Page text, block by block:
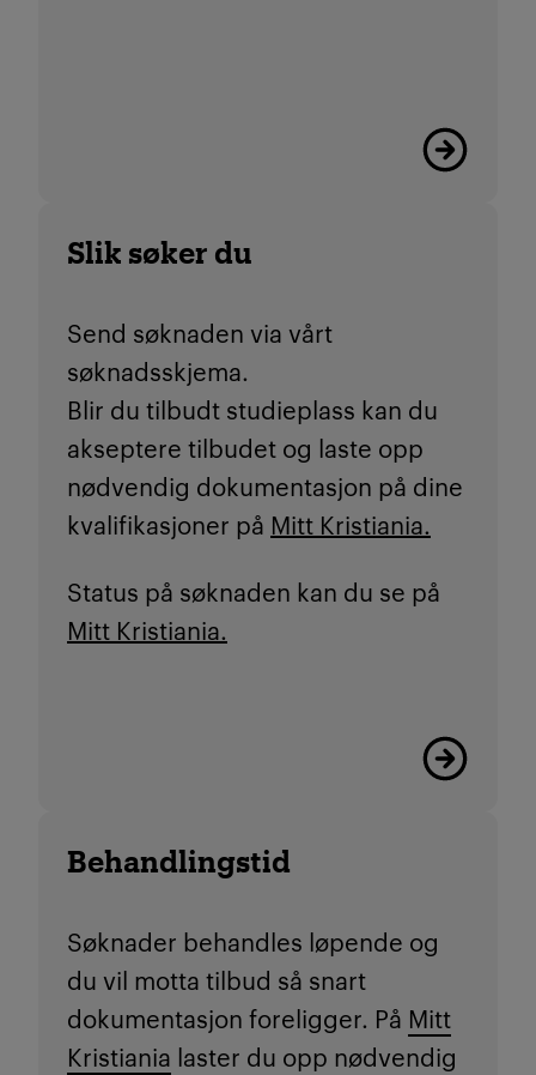
Viktige
Slik søker du
Send søknaden via vårt
søknadsskjema.
Blir du tilbudt studieplass kan du
akseptere tilbudet og laste opp
nødvendig dokumentasjon på dine
kvalifikasjoner på Mitt Kristiania.
Status på søknaden kan du se på
Mitt Kristiania.
Les mer
Behandlingstid
Søknader behandles løpende og
du vil motta tilbud så snart
dokumentasjon foreligger. På Mitt
Kristiania laster du opp nødvendig